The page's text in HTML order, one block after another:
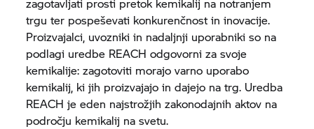
trgu ter pospeševati konkurenčnost in inovacije.
Proizvajalci, uvozniki in nadaljnji uporabniki so na
podlagi uredbe REACH odgovorni za svoje
kemikalije: zagotoviti morajo varno uporabo
kemikalij, ki jih proizvajajo in dajejo na trg. Uredba
REACH je eden najstrožjih zakonodajnih aktov na
področju kemikalij na svetu.